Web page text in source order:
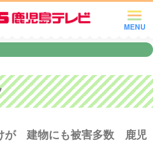
MENU
が 建物にも被害多数 鹿児